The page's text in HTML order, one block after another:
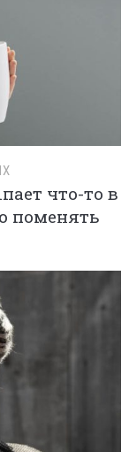
что-то в
поменять